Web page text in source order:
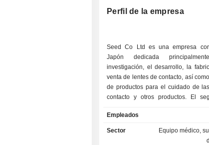
Perfil de la empresa
Seed Co Ltd es una empresa
Japón dedicada
investigación, el desarrollo, la
venta de lentes de contacto, así
de productos para el cuidado de
contacto y otros productos. El
vende lentes de contacto,
cuidado y productos
productos para lentes de
Empleados
Sector
Equipo médico,